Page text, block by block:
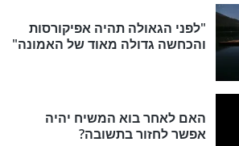
שנפתחו לאחרונה
יהדות